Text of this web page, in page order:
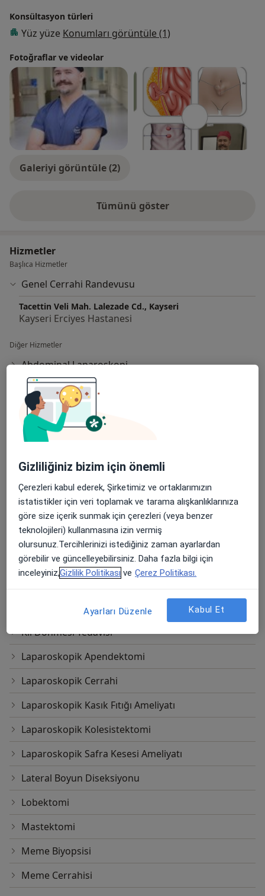
Konsültasyon türleri
Yüz yüze Konumları görüntüle (1)
Fotoğraflar ve videolar
Galeriyi görüntüle (2)
Tümünü gösterdeneyim hakkında
Hizmetler
Başlıca Hizmetler
Genel Cerrahi Randevusu
Tacettin Veli Mah. Lalezade Cd., Kayseri
Kayseri Erciyes Hastanesi
Diğer Hizmetler
Abdominal Laparoskopi
Apandisit Alınması
Endoskopi
Gastroskopi
Guatr Ameliyatı
Göbek Fıtığı Ameliyatı
Herni Cerrahisi
Kanser Cerrahisi
Kasık Fıtığı Cerrahisi
Kıl Dönmesi Tedavisi
Laparoskopik Apendektomi
Laparoskopik Cerrahi
Laparoskopik Kasık Fıtığı Ameliyatı
Laparoskopik Kolesistektomi
Laparoskopik Safra Kesesi Ameliyatı
Lateral Boyun Diseksiyonu
Lobektomi
Mastektomi
Meme Biyopsisi
Meme Cerrahisi
Gizliliğiniz bizim için önemli
Çerezleri kabul ederek, Şirketimiz ve ortaklarımızın
istatistikler için veri toplamak ve tarama alışkanlıklarınıza
göre size içerik sunmak için çerezleri (veya benzer
teknolojileri) kullanmasına izin vermiş
olursunuz.Tercihlerinizi istediğiniz zaman ayarlardan
görebilir ve güncelleyebilirsiniz. Daha fazla bilgi için
inceleyiniz,Gizlilik Politikası ve Çerez Politikası.
Ayarları Düzenle Kabul Et